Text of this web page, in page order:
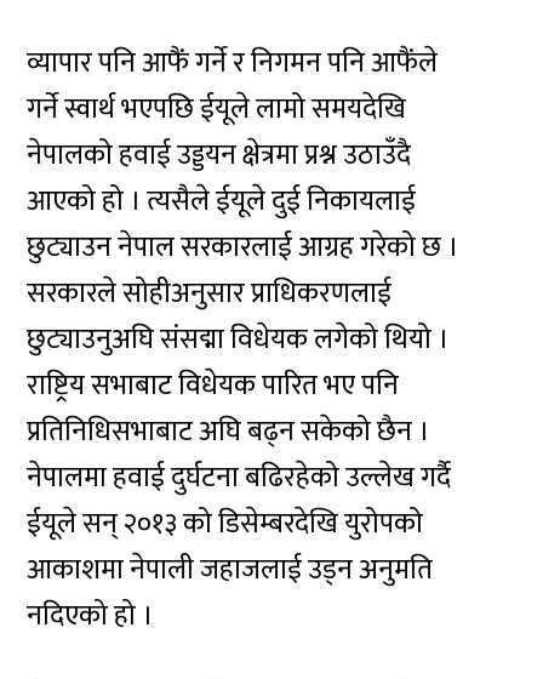
व्यापार पनि आफैं गर्ने र निगमन पनि आफैंले
गर्ने स्वार्थ भएपछि ईयूले लामो समयदेखि
नेपालको हवाई उड्डयन क्षेत्रमा प्रश्न उठाउँदै
आएको हो । त्यसैले ईयूले दुई निकायलाई
छुट्याउन नेपाल सरकारलाई आग्रह गरेको छ ।
सरकारले सोहीअनुसार प्राधिकरणलाई
छुट्याउनुअघि संसद्मा विधेयक लगेको थियो ।
राष्ट्रिय सभाबाट विधेयक पारित भए पनि
प्रतिनिधिसभाबाट अघि बढ्न सकेको छैन ।
नेपालमा हवाई दुर्घटना बढिरहेको उल्लेख गर्दै
ईयूले सन् २०१३ को डिसेम्बरदेखि युरोपको
आकाशमा नेपाली जहाजलाई उड्न अनुमति
नदिएको हो ।